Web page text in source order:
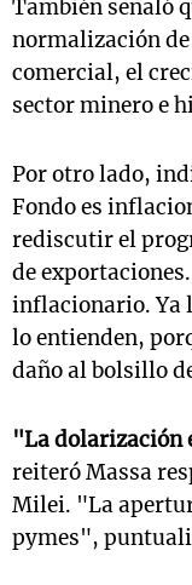
También señaló
normalización
comercial, el
sector minero e
Por otro lado,
Fondo es
rediscutir el
de
inflacionario. Ya
lo entienden,
daño al bolsillo
"La dolarización
reiteró Massa
Milei. "La
pymes",